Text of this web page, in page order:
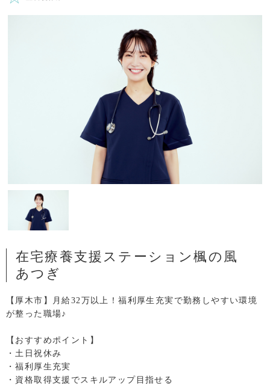
在宅療養支援ステーション楓の風
あつぎ
【厚木市】月給32万以上！福利厚生充実で勤務しやすい環境
が整った職場♪
【おすすめポイント】
・土日祝休み
・福利厚生充実
・資格取得支援でスキルアップ目指せる